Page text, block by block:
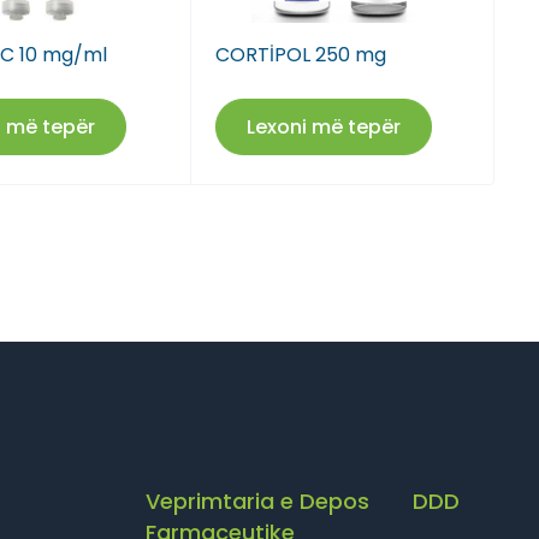
Tiranë
Tiranë
10 mg/ml
më tepër
CORTİPOL 250 mg
Lexoni më tepër
Veprimtaria e Depos
Farmaceutike
DDD